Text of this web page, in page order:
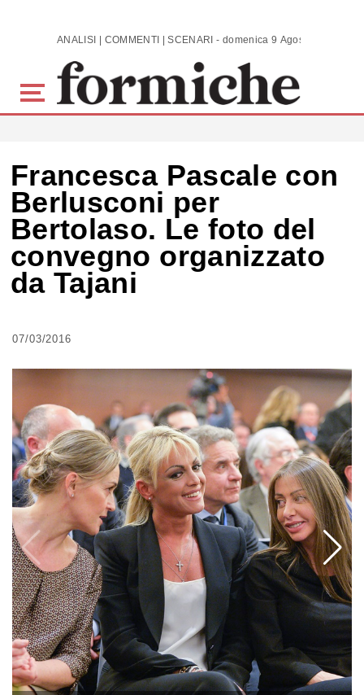
Skip to main content ANALISI | COMMENTI | SCENARI - domenica 9 Agosto 2026
Francesca Pascale con
Berlusconi per
Bertolaso. Le foto del
convegno organizzato
da Tajani
07/03/2016